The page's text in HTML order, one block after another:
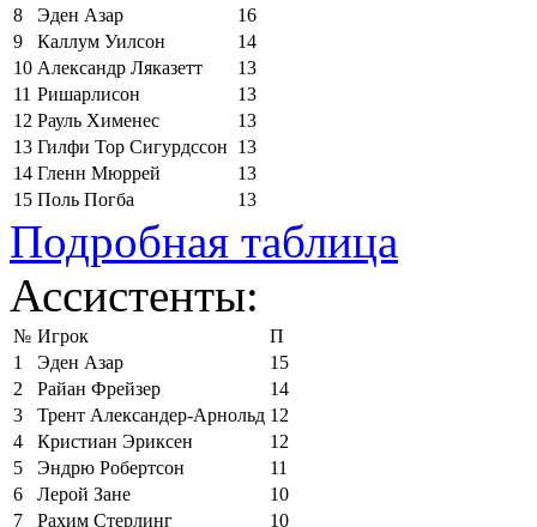
8
Эден Азар
16
9
Каллум Уилсон
14
10 Александр Ляказетт
13
11 Ришарлисон
13
12 Рауль Хименес
13
13 Гилфи Тор Сигурдссон 13
14 Гленн Мюррей
13
15 Поль Погба 13
Подробная таблица
Ассистенты:
№ Игрок
П
1
Эден Азар
15
2
Райан Фрейзер
14
3
Трент Александер-Арнольд 12
4
Кристиан Эриксен
12
5
Эндрю Робертсон
11
6
Лерой Зане
10
7
Рахим Стерлинг
10